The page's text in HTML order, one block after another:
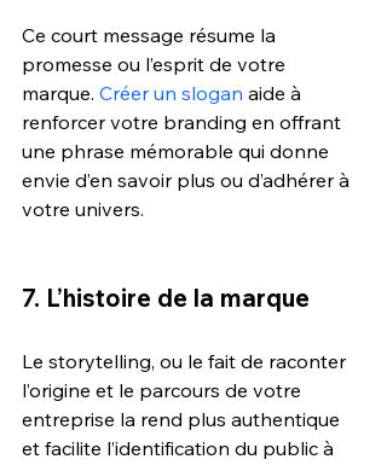
Ce court message résume la
promesse ou l’esprit de votre
marque. Créer un slogan aide à
renforcer votre branding en offrant
une phrase mémorable qui donne
envie d’en savoir plus ou d’adhérer à
votre univers.
7. L’histoire de la marque
Le storytelling, ou le fait de raconter
l’origine et le parcours de votre
entreprise la rend plus authentique
et facilite l’identification du public à